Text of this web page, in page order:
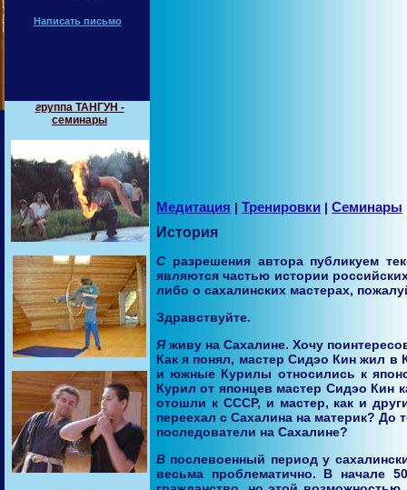
Написать письмо
группа ТАНГУН -
семинары
Медитация | Тренировки | Семинары
История
С разрешения автора публикуем текст письма, пришедшего на адрес сайта. Факты, описанные в письме,
являются частью истории
либо о сахалинских мастерах,
Здравствуйте.
Я живу на Сахалине. Хочу
Как я понял, мастер Сидэо Кин жил
и южные Курилы относились к
Курил от японцев мастер Сидэо Кин
отошли к СССР, и мастер, как и
переехал с Сахалина на материк? До
последователи на Сахалине?
В послевоенный период у сахалинских корейцев не было советского гражданства, и уехать с острова было
весьма проблематично. В начале